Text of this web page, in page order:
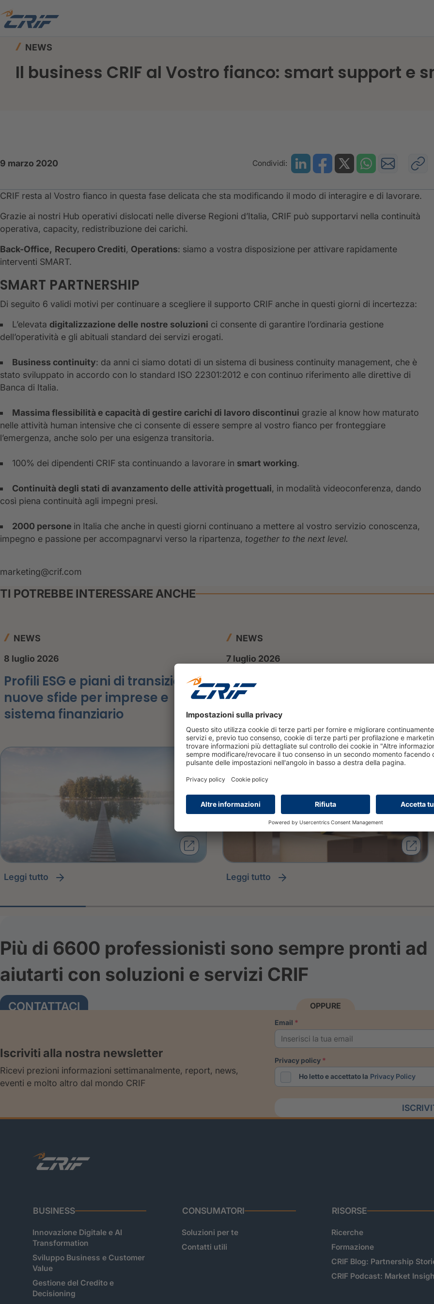
Home
NEWS
Il business CRIF al Vostro fianco: smart support e
9 marzo 2020 Condividi:
CRIF resta al Vostro fianco in questa fase delicata che sta modificando il modo di interagire e di lavorare.
Grazie ai nostri Hub operativi dislocati nelle diverse Regioni d’Italia, CRIF può supportarvi nella continuità
operativa, capacity, redistribuzione dei carichi.
Back-Office, Recupero Crediti, Operations: siamo a vostra disposizione per attivare rapidamente
interventi SMART.
SMART PARTNERSHIP
Di seguito 6 validi motivi per continuare a scegliere il supporto CRIF anche in questi giorni di incertezza:
L’elevata digitalizzazione delle nostre soluzioni ci consente di garantire l’ordinaria gestione
dell’operatività e gli abituali standard dei servizi erogati.
Business continuity: da anni ci siamo dotati di un sistema di business continuity management, che è
stato sviluppato in accordo con lo standard ISO 22301:2012 e con continuo riferimento alle direttive di
Banca di Italia.
Massima flessibilità e capacità di gestire carichi di lavoro discontinui grazie al know how maturato
nelle attività human intensive che ci consente di essere sempre al vostro fianco per fronteggiare
l’emergenza, anche solo per una esigenza transitoria.
100% dei dipendenti CRIF sta continuando a lavorare in smart working.
Continuità degli stati di avanzamento delle attività progettuali, in modalità videoconferenza, dando
così piena continuità agli impegni presi.
2000 persone in Italia che anche in questi giorni continuano a mettere al vostro servizio conoscenza,
impegno e passione per accompagnarvi verso la ripartenza, together to the next level.
marketing@crif.com
TI POTREBBE INTERESSARE ANCHE
NEWS
8 luglio 2026
Profili ESG e piani di transizione:
nuove sfide per imprese e
sistema finanziario
leggi tutto
NEWS
7 luglio 2026
Dati e AI per colmare il
protection gap delle PMI: la
visione CRIF all'Insurtech Day
2026
leggi tutto
Più di 6600 professionisti sono sempre pronti ad
aiutarti con soluzioni e servizi CRIF
CONTATTACI OPPURE
Iscriviti alla nostra newsletter
Ricevi prezioni informazioni settimanalmente, report, news,
eventi e molto altro dal mondo CRIF
email
privacy policy
Ho letto e accettato la Privacy Policy
BUSINESS
Innovazione Digitale e AI
Transformation
Sviluppo Business e Customer
Value
Gestione del Credito e
Decisioning
CONSUMATORI
Soluzioni per te
Contatti utili
RISORSE
Ricerche
Formazione
CRIF Blog: Partnership
CRIF Podcast: Market